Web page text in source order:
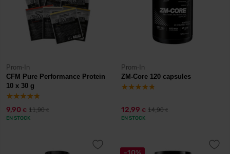
Prom-In
CFM Pure Performance Protein
10 x 30 g
9,90 € 11,90€
EN STOCK
Prom-In
ZM-Core 120 capsules
12,99 € 14,90€
EN STOCK